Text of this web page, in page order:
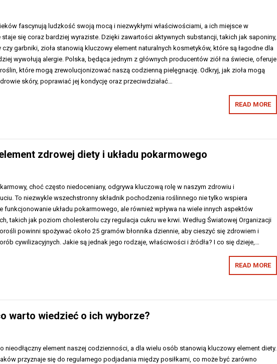
fascynują ludzkość swoją mocą i niezwykłymi właściwościami, a ich miejsce w
staje się coraz bardziej wyraziste. Dzięki zawartości aktywnych substancji, takich jak saponiny,
garbniki, zioła stanowią kluczowy element naturalnych kosmetyków, które są łagodne dla
wywołują alergie. Polska, będąca jednym z głównych producentów ziół na świecie, oferuje
które mogą zrewolucjonizować naszą codzienną pielęgnację. Odkryj, jak zioła mogą
skóry, poprawiać jej kondycję oraz przeciwdziałać…
READ MORE
zdrowej diety i układu pokarmowego
choć często niedoceniany, odgrywa kluczową rolę w naszym zdrowiu i
To niezwykle wszechstronny składnik pochodzenia roślinnego nie tylko wspiera
funkcjonowanie układu pokarmowego, ale również wpływa na wiele innych aspektów
takich jak poziom cholesterolu czy regulacja cukru we krwi. Według Światowej Organizacji
powinni spożywać około 25 gramów błonnika dziennie, aby cieszyć się zdrowiem i
cywilizacyjnych. Jakie są jednak jego rodzaje, właściwości i źródła? I co się dzieje,…
READ MORE
warto wiedzieć o ich wyborze?
nieodłączny element naszej codzienności, a dla wielu osób stanowią kluczowy element diety.
przyznaje się do regularnego podjadania między posiłkami, co może być zarówno